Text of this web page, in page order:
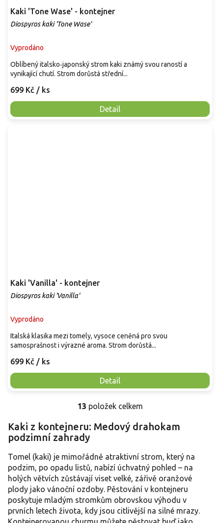
Kaki 'Tone Wase' - kontejner
Diospyros kaki 'Tone Wase'
Vyprodáno
699 Kč / ks
Detail
Oblíbený italsko‑japonský strom kaki známý svou raností a
vynikající chutí. Strom dorůstá střední...
Kaki 'Vanilla' - kontejner
Diospyros kaki 'Vanilla'
Vyprodáno
699 Kč / ks
Detail
Italská klasika mezi tomely, vysoce ceněná pro svou
samosprašnost i výrazné aroma. Strom dorůstá...
O
l
a
c
í
p
r
v
k
13 položek celkem
Kaki z kontejneru: Medový drahokam
podzimní zahrady
Tomel (kaki) je mimořádně atraktivní strom, který na
podzim, po opadu listů, nabízí úchvatný pohled – na
holých větvích zůstávají viset velké, zářivě oranžové
plody jako vánoční ozdoby. Pěstování v kontejneru
poskytuje mladým stromkům obrovskou výhodu v
prvních letech života, kdy jsou citlivější na silné mrazy.